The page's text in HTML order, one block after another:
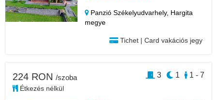
Panzió Székelyudvarhely, Hargita
megye
Tichet | Card vakációs jegy
224 RON /szoba
Étkezés nélkül
1 - 7
1
3